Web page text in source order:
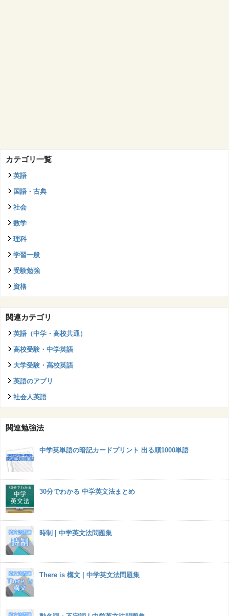
カテゴリ一覧
英語
国語・古典
社会
数学
理科
学習一般
受験勉強
資格
関連カテゴリ
英語（中学・高校共通）
高校受験・中学英語
大学受験・高校英語
英語のアプリ
社会人英語
関連勉強法
中学英単語の暗記カードプリント 出る順1000単語
30分でわかる 中学英文法まとめ
時制 | 中学英文法問題集
There is 構文 | 中学英文法問題集